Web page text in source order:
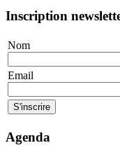
Inscription
Nom
Email
Agenda